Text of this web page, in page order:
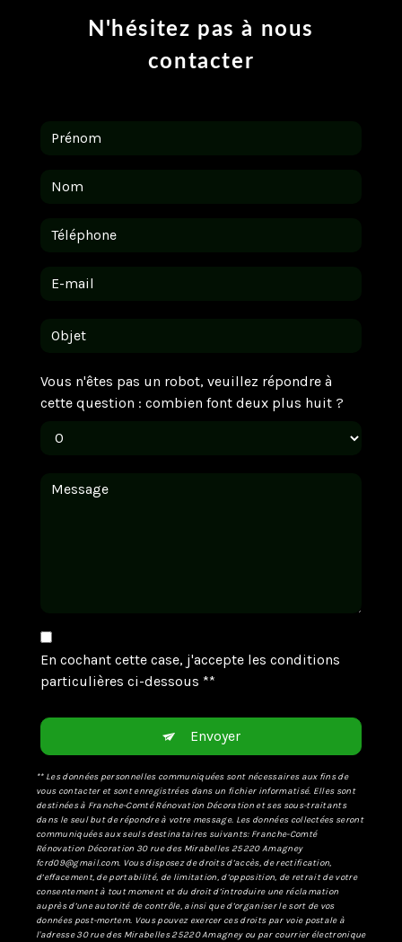
N'hésitez pas à nous
contacter
Vous n'êtes pas un robot, veuillez répondre à
cette question : combien font deux plus huit ?
En cochant cette case, j'accepte les conditions
particulières ci-dessous **
Envoyer
** Les données personnelles communiquées sont nécessaires aux fins de
vous contacter et sont enregistrées dans un fichier informatisé. Elles sont
destinées à Franche-Comté Rénovation Décoration et ses sous-traitants
dans le seul but de répondre à votre message. Les données collectées seront
communiquées aux seuls destinataires suivants: Franche-Comté
Rénovation Décoration 30 rue des Mirabelles 25220 Amagney
fcrd09@gmail.com. Vous disposez de droits d’accès, de rectification,
d’effacement, de portabilité, de limitation, d’opposition, de retrait de votre
consentement à tout moment et du droit d’introduire une réclamation
auprès d’une autorité de contrôle, ainsi que d’organiser le sort de vos
données post-mortem. Vous pouvez exercer ces droits par voie postale à
l'adresse 30 rue des Mirabelles 25220 Amagney ou par courrier électronique